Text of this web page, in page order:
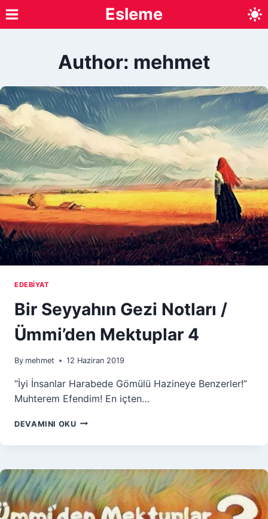
Skip
to
Esleme
Author: mehmet
EDEBIYAT
Bir Seyyahın Gezi Notları /
Ümmi’den Mektuplar 4
By mehmet 12 Haziran 2019
“İyi İnsanlar Harabede Gömülü Hazineye Benzerler!”
Muhterem Efendim! En içten…
DEVAMINI OKU BIR
GEZI
/
ÜMMI’DEN
MEKTUPLAR
4